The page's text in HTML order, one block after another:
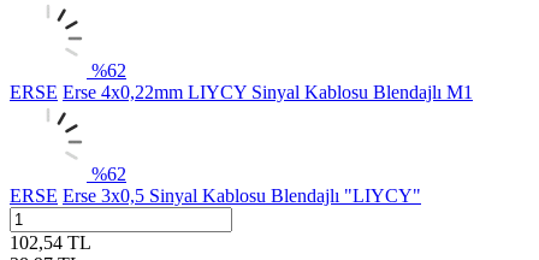
%62
ERSE Erse 4x0,22mm LIYCY Sinyal Kablosu Blendajlı M1
%62
ERSE Erse 3x0,5 Sinyal Kablosu Blendajlı "LIYCY"
102,54 TL